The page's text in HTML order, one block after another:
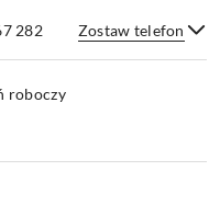
282 Zostaw telefon
roboczy